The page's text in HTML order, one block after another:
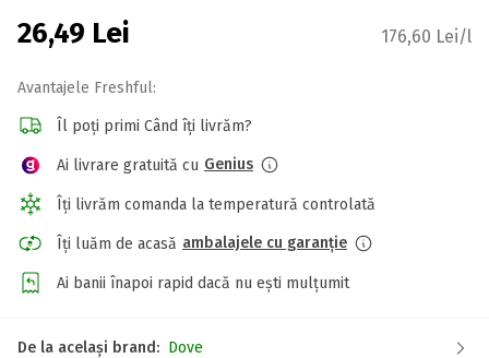
26,49 Lei 176,60 Lei/l
Avantajele Freshful:
Îl poți primi Când îți livrăm?
Ai livrare gratuită cu Genius
Îți livrăm comanda la temperatură controlată
Îți luăm de acasă ambalajele cu garanție
Ai banii înapoi rapid dacă nu ești mulțumit
De la același brand: Dove